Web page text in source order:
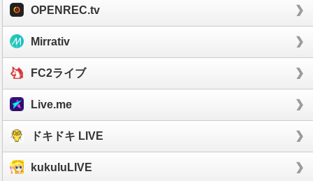
OPENREC.tv
Mirrativ
FC2ライブ
Live.me
ドキドキ LIVE
kukuluLIVE